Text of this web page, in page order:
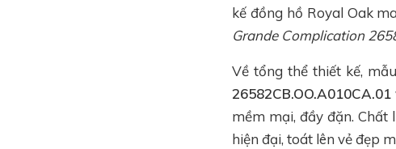
kế đồng hồ Royal Oak
Grande Complication
Về tổng thể thiết kế,
26582CB.OO.A010CA.01
mềm mại, đầy đặn.
hiện đại, toát lên vẻ đẹp